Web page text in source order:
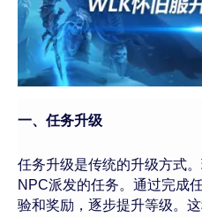
一、任务升级
任务升级是传统的升级方式
NPC派发的任务。通过完成
验和奖励，逐步提升等级。